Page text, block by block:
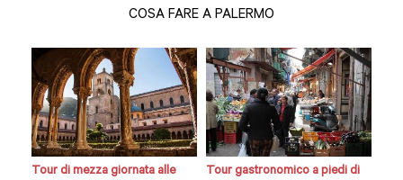
COSA FARE A PALERMO
Tour di mezza giornata alle
Tour gastronomico a piedi di